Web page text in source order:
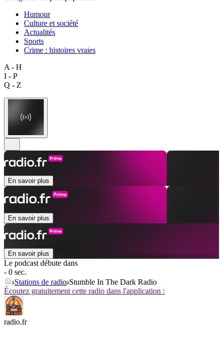
Humour
Culture et société
Actualités
Sports
Crime : histoires vraies
A - H
I - P
Q - Z
En savoir plus
En savoir plus
En savoir plus
Le podcast débute dans
- 0 sec.
Stations de radio Stumble In The Dark Radio
Écoutez gratuitement cette radio dans l'application :
radio.fr